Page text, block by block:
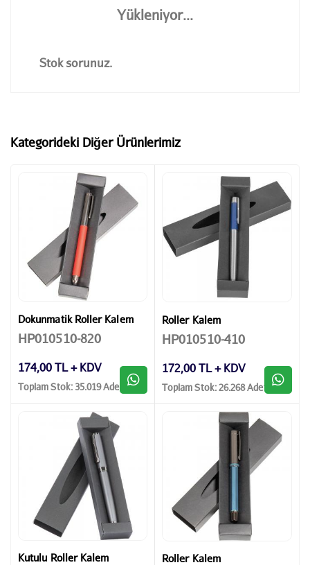
Yükleniyor...
Stok sorunuz.
Kategorideki Diğer Ürünlerimiz
Dokunmatik Roller Kalem
HP010510-820
174,00 TL + KDV
Toplam Stok: 35.019 Adet
Roller Kalem
HP010510-410
172,00 TL + KDV
Toplam Stok: 26.268 Adet
Kutulu Roller Kalem Roller Kalem